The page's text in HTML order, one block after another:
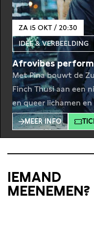
ZA 15 OKT / 20:30
IDEE & VERBEELDING
Afrovibes
Met Pina bouwt de
Finch Thusi aan een
en queer lichamen
hij of zij nieuwe
samenleving die
mannelijk lichaam te
MEER INFO
IEMAND
MEENEMEN?